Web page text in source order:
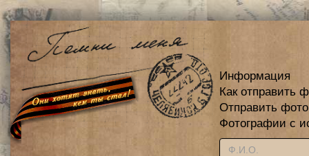
Информация
Как отправить
Отправить
Фотографии с